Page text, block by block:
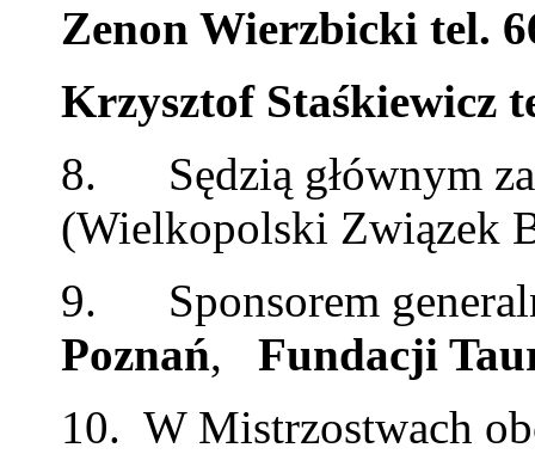
Zenon Wierzbicki tel.
Krzysztof Staśkiewicz
8. Sędzią głównym
(Wielkopolski Związek
9. Sponsorem
Poznań, Fundacji
10. W Mistrzostwach